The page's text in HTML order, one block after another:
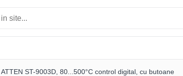
ST-9003D, 80...500°C control digital, cu butoane